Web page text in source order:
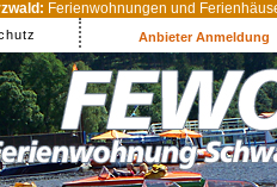
Ferienwohnungen und
Anbieter Anmeldung